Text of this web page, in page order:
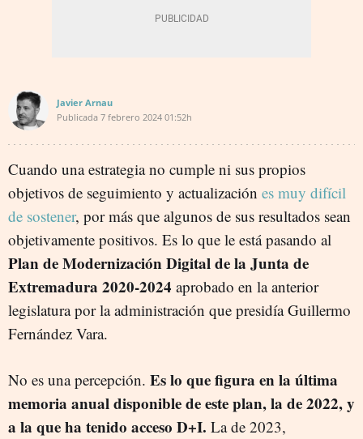
Javier Arnau
Publicada 7 febrero 2024 01:52h
Cuando una estrategia no cumple ni sus propios
objetivos de seguimiento y actualización es muy difícil
de sostener, por más que algunos de sus resultados sean
objetivamente positivos. Es lo que le está pasando al
Plan de Modernización Digital de la Junta de
Extremadura 2020-2024 aprobado en la anterior
legislatura por la administración que presidía Guillermo
Fernández Vara.
No es una percepción. Es lo que figura en la última
memoria anual disponible de este plan, la de 2022, y
a la que ha tenido acceso D+I. La de 2023,